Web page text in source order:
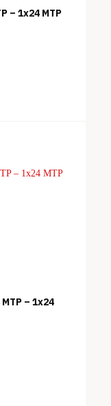
– 1x24 MTP
– 1x24